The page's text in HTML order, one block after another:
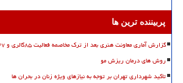
پربیننده ترین ها
گزارش آماری معاونت هنری بعد از ترک مخاصمه فعالیت ۸۵گالری و ۴۷ اجرای موسیقی
روش های درمان ریزش مو
تاکید شهرداری تهران بر توجه به نیازهای ویژه زنان در بحران ها